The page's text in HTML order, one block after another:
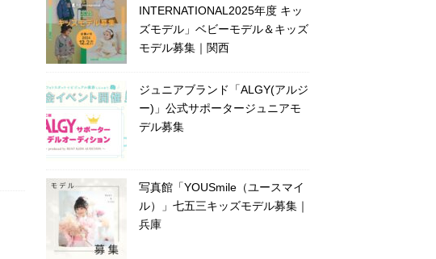
INTERNATIONAL2025年度 キッ
ズモデル」ベビーモデル＆キッズ
モデル募集｜関西
ジュニアブランド「ALGY(アルジ
ー)」公式サポータージュニアモ
デル募集
写真館「YOUSmile（ユースマイ
ル）」七五三キッズモデル募集｜
兵庫